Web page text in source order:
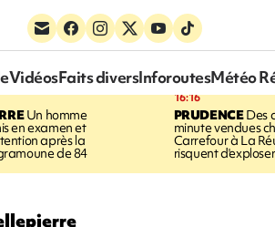
VidéosFaits diversInforoutesMétéo
Un homme
en examen et
après la
de 84
16:16
PRUDENCEDes
minute vendues
Carrefour à La
risquent d'exploser